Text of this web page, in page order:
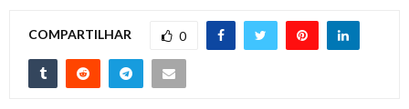
COMPARTILHAR 0